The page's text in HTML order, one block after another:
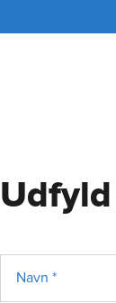
Navn *